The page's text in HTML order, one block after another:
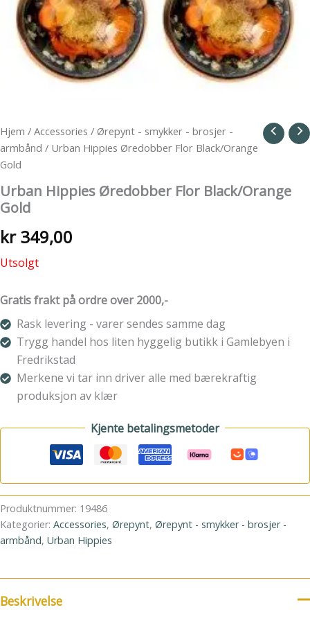
Hjem / Accessories / Ørepynt - smykker - brosjer -
armbånd / Urban Hippies Øredobber Flor Black/Orange
Gold
Urban Hippies Øredobber Flor Black/Orange
Gold
kr349,00
Utsolgt
Gratis frakt på ordre over 2000,-
Rask levering - varer sendes samme dag
Trygg handel hos liten hyggelig butikk i Gamlebyen i
Fredrikstad
Merkene vi tar inn driver alle med bærekraftig
produksjon av klær
Kjente betalingsmetoder
Produktnummer: 19486
Kategorier: Accessories, Ørepynt, Ørepynt - smykker - brosjer -
armbånd, Urban Hippies
Beskrivelse